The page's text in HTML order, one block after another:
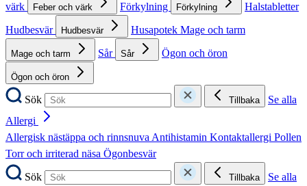
värk
Feber och värk Förkylning Förkylning
Halstabletter
Hudbesvär
Hudbesvär Husapotek Mage och tarm
Mage och tarm Sår Sår Ögon och öron
Ögon och öron
Sök Tillbaka
Se alla
Allergi
Allergisk nästäppa och rinnsnuvaAntihistamin Kontaktallergi Pollen
Torr och irriterad näsa Ögonbesvär
Sök
Tillbaka
Se alla